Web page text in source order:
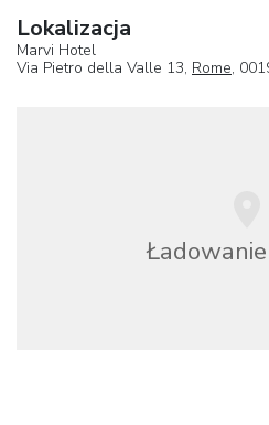
Lokalizacja
Marvi Hotel
Via Pietro della Valle 13, Rome,